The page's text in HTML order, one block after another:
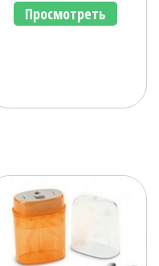
Просмотреть